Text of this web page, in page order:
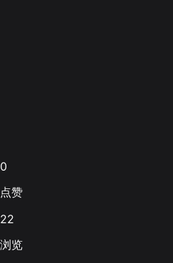
0
点赞
22
浏览